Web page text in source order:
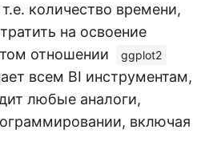
количество времени,
на освоение
отношении
ggplot2
всем BI инструментам,
любые аналоги,
включая